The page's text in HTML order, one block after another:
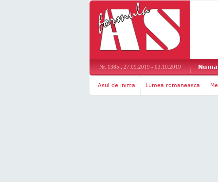
Nr. 1385 , 27.09.2019 - 03.10.2019
Asul de inima Lumea romaneasca